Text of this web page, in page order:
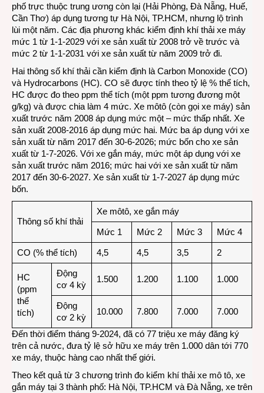
phố trực thuộc trung ương còn lại (Hải Phòng, Đà Nẵng, Huế,
Cần Thơ) áp dụng tương tự Hà Nội, TP.HCM, nhưng lộ trình
lùi một năm. Các địa phương khác kiểm định khí thải xe máy
mức 1 từ 1-1-2029 với xe sản xuất từ 2008 trở về trước và
mức 2 từ 1-1-2031 với xe sản xuất từ năm 2009 trở đi.
Hai thông số khí thải cần kiểm định là Carbon Monoxide (CO)
và Hydrocarbons (HC). CO sẽ được tính theo tỷ lệ % thể tích,
HC được đo theo ppm thể tích (một ppm tương đương một
g/kg) và được chia làm 4 mức. Xe môtô (còn gọi xe máy) sản
xuất trước năm 2008 áp dụng mức một – mức thấp nhất. Xe
sản xuất 2008-2016 áp dụng mức hai. Mức ba áp dụng với xe
sản xuất từ năm 2017 đến 30-6-2026; mức bốn cho xe sản
xuất từ 1-7-2026. Với xe gắn máy, mức một áp dụng với xe
sản xuất trước năm 2016; mức hai với xe sản xuất từ năm
2017 đến 30-6-2027. Xe sản xuất từ 1-7-2027 áp dụng mức
bốn.
Thông số khí thải
Xe môtô, xe gắn máy
Mức 1 Mức 2 Mức 3 Mức 4
CO (% thể tích) 4,5 4,5 3,5 2
HC
(ppm
thể
tích)
Động
cơ 4 kỳ
1.500 1.200 1.100 1.000
Động
cơ 2 kỳ
10.000 7.800 7.000 7.000
Đến thời điểm tháng 9-2024, đã có 77 triệu xe máy đăng ký
trên cả nước, đưa tỷ lệ sở hữu xe máy trên 1.000 dân tới 770
xe máy, thuộc hàng cao nhất thế giới.
Theo kết quả từ 3 chương trình đo kiểm khí thải xe mô tô, xe
gắn máy tại 3 thành phố: Hà Nội, TP.HCM và Đà Nẵng, xe trên